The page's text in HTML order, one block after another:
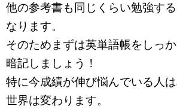
他の参考書も同じくらい勉強す
なります。
そのためまずは英単語帳をしっ
暗記しましょう！
特に今成績が伸び悩んでいる人
世界は変わります。